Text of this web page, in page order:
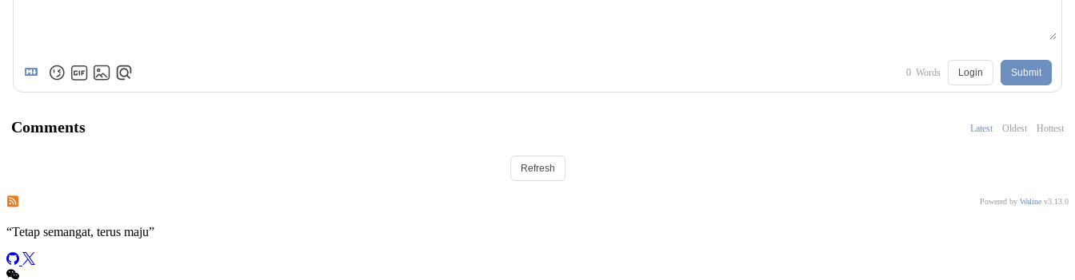
0 Words Login Submit
Comments Latest Oldest Hottest
Refresh
Powered by Waline v3.13.0
“Tetap semangat, terus maju”